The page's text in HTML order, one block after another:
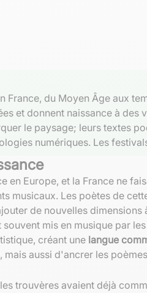
France, du Moyen Âge aux
et donnent naissance à
le paysage; leurs textes
numériques. Les
en Europe, et la France ne
musicaux. Les poètes de
de nouvelles
mis en musique par
créant une langue
aussi d'ancrer les
trouvères avaient déjà